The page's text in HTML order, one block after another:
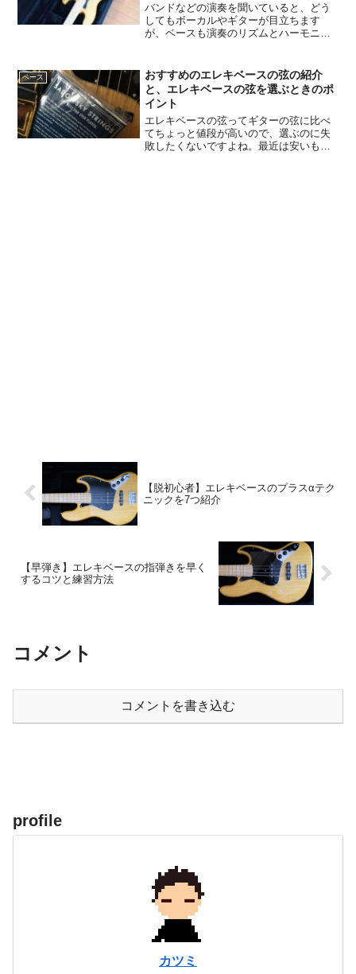
バンドなどの演奏を聞いていると、どう
してもボーカルやギターが目立ちます
が、ベースも演奏のリズムとハーモニー
はベースがいないと演奏が成り立たない
くらい、重要なパートです。 ベースはリ
ズムを支える役割があり、リズム感とセ
ンスを問われるパートです。 ベースライ
ンでバンドのリズムを支え、グルーブを
生み出すのはベースを弾く醍醐味
ベース
おすすめのエレキベースの弦の紹介
と、エレキベースの弦を選ぶときのポ
イント
エレキベースの弦ってギターの弦に比べ
てちょっと値段が高いので、選ぶのに失
敗したくないですよね。最近は安いもの
【脱初心者】エレキベースのプラスαテク
ニックを7つ紹介
【早弾き】エレキベースの指弾きを早く
するコツと練習方法
コメント
コメントを書き込む
profile
カツミ